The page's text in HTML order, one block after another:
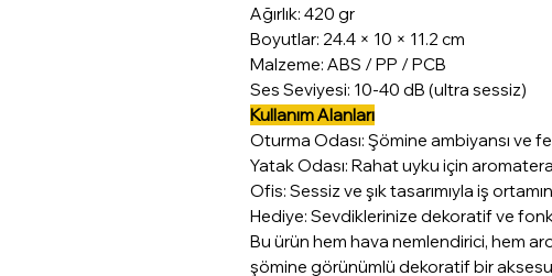
Ağırlık: 420 gr
Boyutlar: 24.4 × 10 × 11.2 cm
Malzeme: ABS / PP / PCB
Ses Seviyesi: 10-40 dB (ultra sessiz)
Kullanım Alanları
Oturma Odası: Şömine ambiyansı ve
Yatak Odası: Rahat uyku için
Ofis: Sessiz ve şık tasarımıyla iş
Hediye: Sevdiklerinize dekoratif ve
Bu ürün hem hava nemlendirici, hem
şömine görünümlü dekoratif bir